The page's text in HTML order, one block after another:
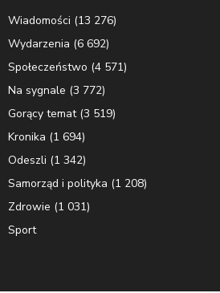
Wiadomości (13 276)
Wydarzenia (6 692)
Społeczeństwo (4 571)
Na sygnale (3 772)
Gorący temat(3 519)
Kronika (1 694)
Odeszli (1 342)
Samorząd i polityka (1 208)
Zdrowie (1 031)
Sport